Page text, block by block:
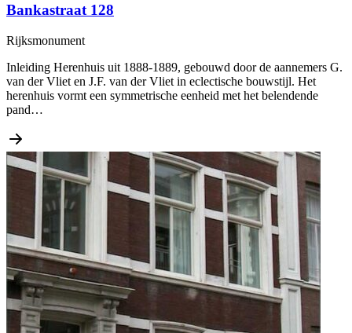
Bankastraat 128
Rijksmonument
Inleiding Herenhuis uit 1888-1889, gebouwd door de aannemers G.
van der Vliet en J.F. van der Vliet in eclectische bouwstijl. Het
herenhuis vormt een symmetrische eenheid met het belendende
pand…